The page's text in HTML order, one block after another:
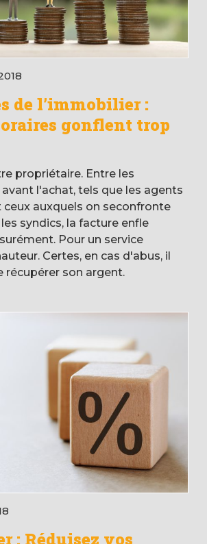
de l’immobilier :
gonflent trop
propriétaire. Entre les
l'achat, tels que les agents
auxquels on seconfronte
syndics, la facture enfle
Pour un service
Certes, en cas d'abus, il
récupérer son argent.
: Réduisez vos